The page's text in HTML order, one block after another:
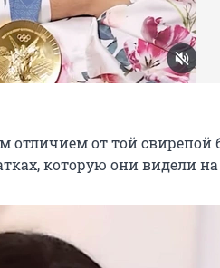
отличием от той свирепой
которую они видели на